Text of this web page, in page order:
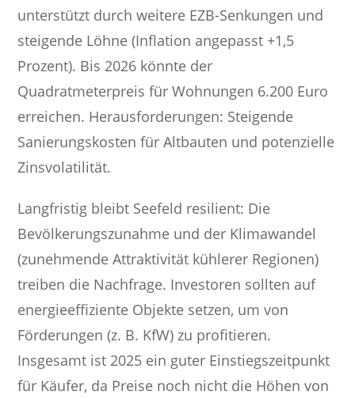
unterstützt durch weitere EZB-Senkungen und
steigende Löhne (Inflation angepasst +1,5
Prozent). Bis 2026 könnte der
Quadratmeterpreis für Wohnungen 6.200 Euro
erreichen. Herausforderungen: Steigende
Sanierungskosten für Altbauten und potenzielle
Zinsvolatilität.
Langfristig bleibt Seefeld resilient: Die
Bevölkerungszunahme und der Klimawandel
(zunehmende Attraktivität kühlerer Regionen)
treiben die Nachfrage. Investoren sollten auf
energieeffiziente Objekte setzen, um von
Förderungen (z. B. KfW) zu profitieren.
Insgesamt ist 2025 ein guter Einstiegszeitpunkt
für Käufer, da Preise noch nicht die Höhen von